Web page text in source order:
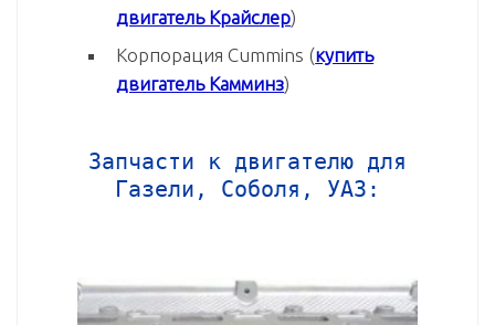
двигатель Крайслер)
Корпорация Cummins (купить
двигатель Камминз)
Запчасти к двигателю для
Газели, Соболя, УАЗ: